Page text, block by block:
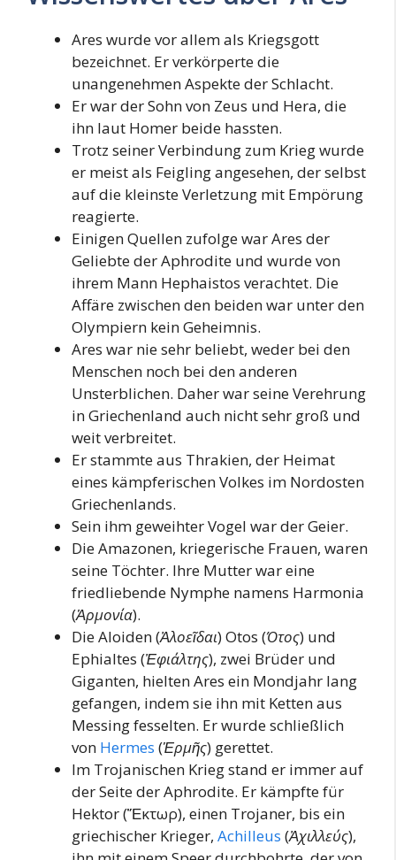
Ares wurde vor allem als Kriegsgott
bezeichnet. Er verkörperte die
unangenehmen Aspekte der Schlacht.
Er war der Sohn von Zeus und Hera, die
ihn laut Homer beide hassten.
Trotz seiner Verbindung zum Krieg wurde
er meist als Feigling angesehen, der selbst
auf die kleinste Verletzung mit Empörung
reagierte.
Einigen Quellen zufolge war Ares der
Geliebte der Aphrodite und wurde von
ihrem Mann Hephaistos verachtet. Die
Affäre zwischen den beiden war unter den
Olympiern kein Geheimnis.
Ares war nie sehr beliebt, weder bei den
Menschen noch bei den anderen
Unsterblichen. Daher war seine Verehrung
in Griechenland auch nicht sehr groß und
weit verbreitet.
Er stammte aus Thrakien, der Heimat
eines kämpferischen Volkes im Nordosten
Griechenlands.
Sein ihm geweihter Vogel war der Geier.
Die Amazonen, kriegerische Frauen, waren
seine Töchter. Ihre Mutter war eine
friedliebende Nymphe namens Harmonia
(Ἁρμονία).
Die Aloiden (Ἀλοεῖδαι) Otos (Ότος) und
Ephialtes (Ἐφιάλτης), zwei Brüder und
Giganten, hielten Ares ein Mondjahr lang
gefangen, indem sie ihn mit Ketten aus
Messing fesselten. Er wurde schließlich
von Hermes (Ἑρμῆς) gerettet.
Im Trojanischen Krieg stand er immer auf
der Seite der Aphrodite. Er kämpfte für
Hektor (Ἕκτωρ), einen Trojaner, bis ein
griechischer Krieger, Achilleus (Ἀχιλλεύς),